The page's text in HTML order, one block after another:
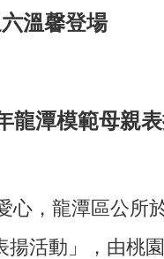
溫馨登場
龍潭模範母親
心，龍潭區公所
揚活動」，由